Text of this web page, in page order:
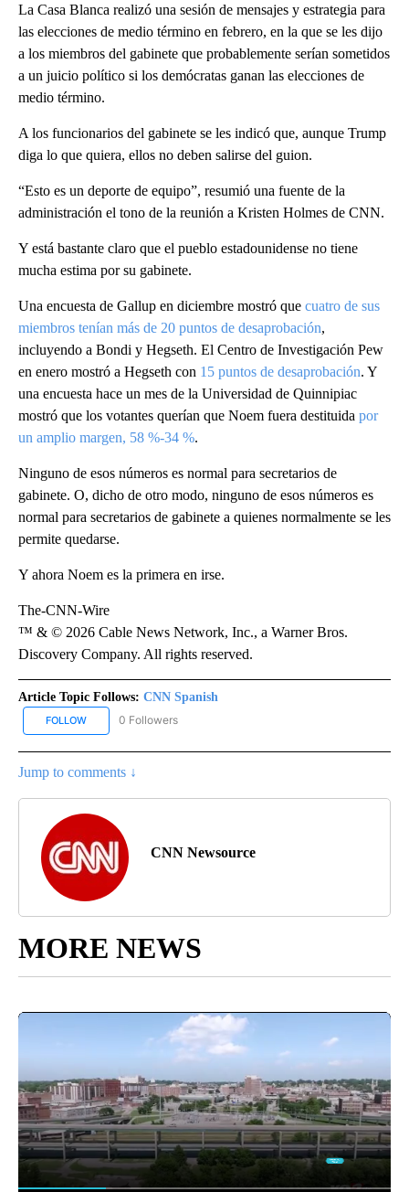
La Casa Blanca realizó una sesión de mensajes y estrategia para
las elecciones de medio término en febrero, en la que se les dijo
a los miembros del gabinete que probablemente serían sometidos
a un juicio político si los demócratas ganan las elecciones de
medio término.
A los funcionarios del gabinete se les indicó que, aunque Trump
diga lo que quiera, ellos no deben salirse del guion.
“Esto es un deporte de equipo”, resumió una fuente de la
administración el tono de la reunión a Kristen Holmes de CNN.
Y está bastante claro que el pueblo estadounidense no tiene
mucha estima por su gabinete.
Una encuesta de Gallup en diciembre mostró que cuatro de sus
miembros tenían más de 20 puntos de desaprobación,
incluyendo a Bondi y Hegseth. El Centro de Investigación Pew
en enero mostró a Hegseth con 15 puntos de desaprobación. Y
una encuesta hace un mes de la Universidad de Quinnipiac
mostró que los votantes querían que Noem fuera destituida por
un amplio margen, 58 %-34 %.
Ninguno de esos números es normal para secretarios de
gabinete. O, dicho de otro modo, ninguno de esos números es
normal para secretarios de gabinete a quienes normalmente se les
permite quedarse.
Y ahora Noem es la primera en irse.
The-CNN-Wire
™ & © 2026 Cable News Network, Inc., a Warner Bros.
Discovery Company. All rights reserved.
Article Topic Follows: CNN Spanish
FOLLOW FOLLOW "CNN SPANISH" TO RECEIVE NOTIFICATIONS ABOUT
0 Followers
Jump to comments ↓
CNN Newsource
MORE NEWS